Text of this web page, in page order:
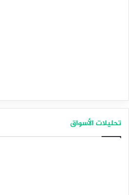
تحليلات الأسواق